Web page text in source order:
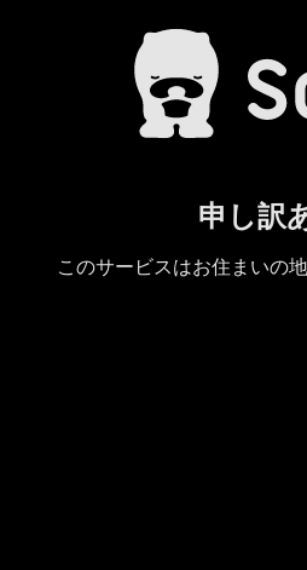
申し訳
このサービスはお住まいの